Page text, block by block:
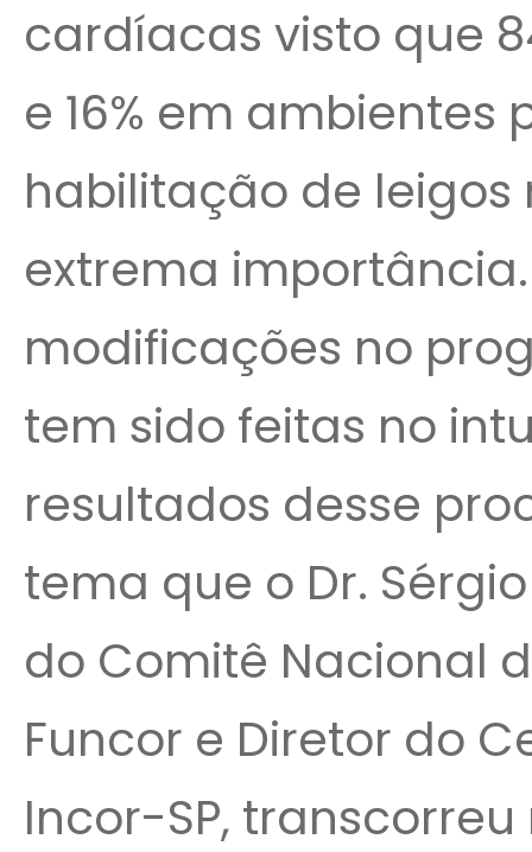
cardíacas visto que
e 16% em ambientes
habilitação de
extrema
modificações no
tem sido feitas no
resultados desse
tema que o Dr.
do Comitê Nacional
Funcor e Diretor do
Incor-SP,